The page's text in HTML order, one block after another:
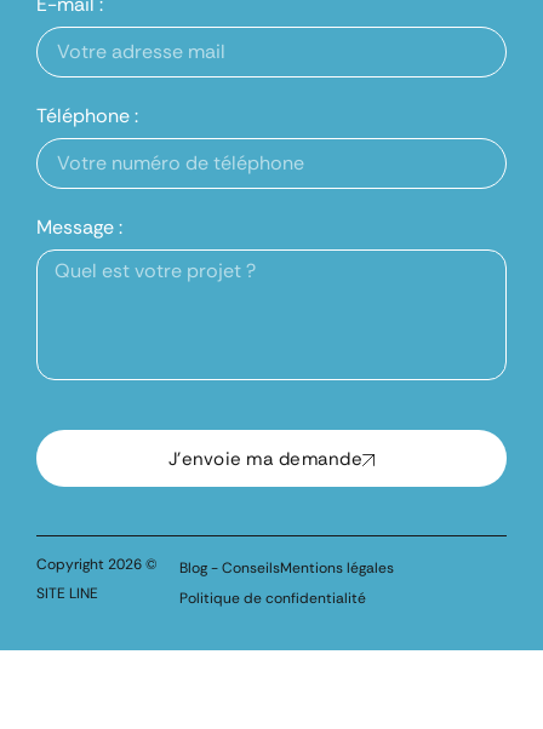
Téléphone :
Message :
J'envoie ma demande
Copyright 2026 ©
SITE LINE
Blog - ConseilsMentions légales
Politique de confidentialité